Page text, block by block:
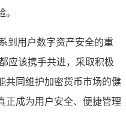
到用户数字资产安全的重
应该携手共进，采取积极
共同维护加密货币市场的健
正成为用户安全、便捷管理